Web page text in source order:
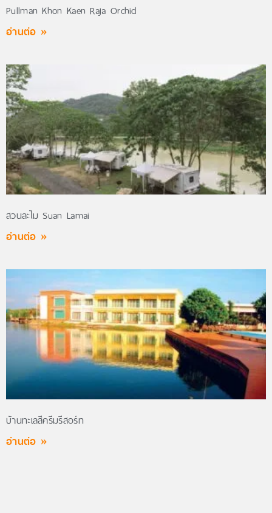
Pullman Khon Kaen Raja Orchid
อ่านต่อ »
สวนละไม Suan Lamai
อ่านต่อ »
บ้านทะเลสีครีมรีสอร์ท
อ่านต่อ »